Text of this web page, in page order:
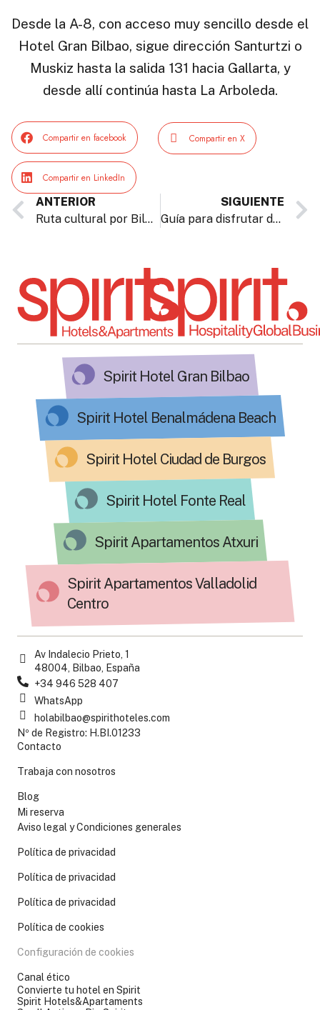
Desde la A-8, con acceso muy sencillo desde el
Hotel Gran Bilbao, sigue dirección Santurtzi o
Muskiz hasta la salida 131 hacia Gallarta, y
desde allí continúa hasta La Arboleda.
Compartir en facebook Compartir en X
Compartir en LinkedIn
ANTERIOR
Ruta cultural por Bilbao
SIGUIENTE
Guía para disfrutar de Bilbao en Semana Santa
Spirit Hotel Gran Bilbao
Spirit Hotel Benalmádena Beach
Spirit Hotel Ciudad de Burgos
Spirit Hotel Fonte Real
Spirit Apartamentos Atxuri
Spirit Apartamentos Valladolid
Centro
Av Indalecio Prieto, 1
48004, Bilbao, España
+34 946 528 407
WhatsApp
holabilbao@spirithoteles.com
Nº de Registro: H.BI.01233
Contacto
Trabaja con nosotros
Blog
Mi reserva
Aviso legal y Condiciones generales
Política de privacidad
Política de privacidad
Política de privacidad
Política de cookies
Configuración de cookies
Canal ético
Convierte tu hotel en Spirit
Spirit Hotels&Apartaments